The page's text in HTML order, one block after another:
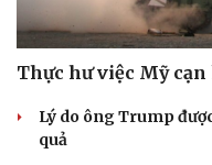
Thực hư việc Mỹ
Lý do ông Trump
quả